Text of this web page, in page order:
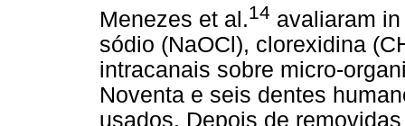
Menezes et al.14 avaliaram
sódio (NaOCl), clorexidina
intracanais sobre micro-
Noventa e seis dentes
usados. Depois de